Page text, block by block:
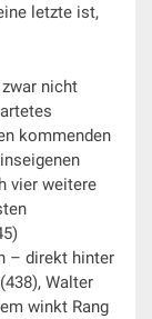
letzte ist,
nicht
kommenden
vier weitere
– direkt hinter
Walter
winkt Rang